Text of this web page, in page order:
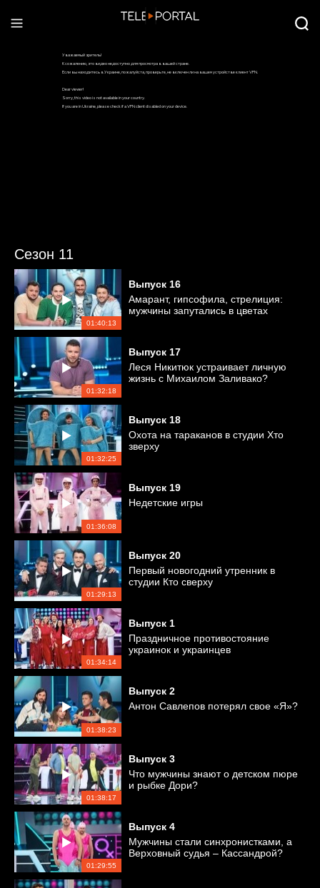
Сезон 11
01:40:13
Выпуск 16
Амарант, гипсофила, стрелиция:
мужчины запутались в цветах
01:32:18
Выпуск 17
Леся Никитюк устраивает личную
жизнь с Михаилом Заливако?
01:32:25
Выпуск 18
Охота на тараканов в студии Хто
зверху
01:36:08
Выпуск 19
Недетские игры
01:29:13
Выпуск 20
Первый новогодний утренник в
студии Кто сверху
01:34:14
Выпуск 1
Праздничное противостояние
украинок и украинцев
01:38:23
Выпуск 2
Антон Савлепов потерял свое «Я»?
01:38:17
Выпуск 3
Что мужчины знают о детском пюре
и рыбке Дори?
01:29:55
Выпуск 4
Мужчины стали синхронистками, а
Верховный судья – Кассандрой?